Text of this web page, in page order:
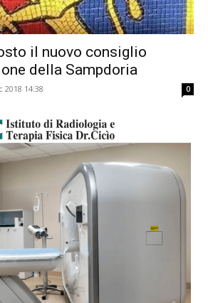
il nuovo consiglio
della Sampdoria
2018 14:38 0